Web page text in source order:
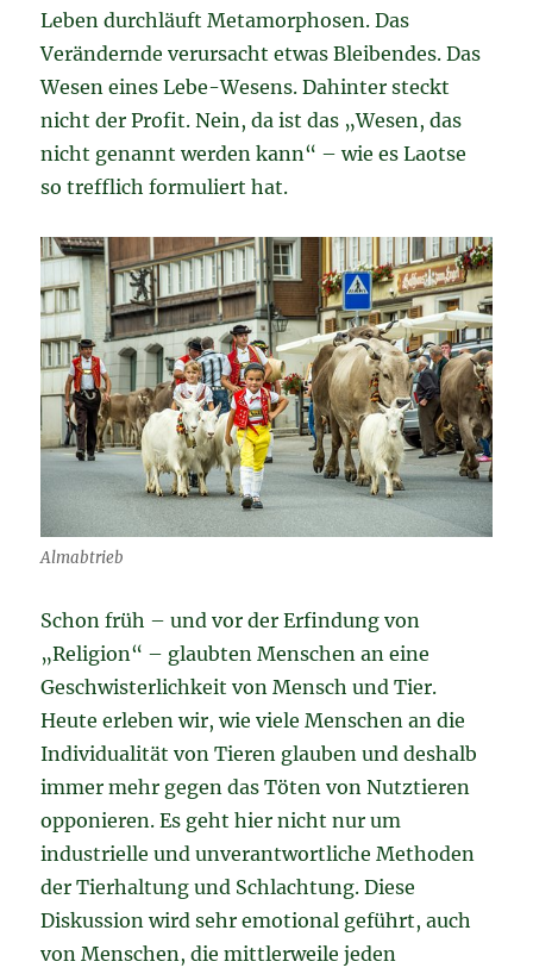
Leben durchläuft Metamorphosen. Das
Verändernde verursacht etwas Bleibendes. Das
Wesen eines Lebe-Wesens. Dahinter steckt
nicht der Profit. Nein, da ist das „Wesen, das
nicht genannt werden kann“ – wie es Laotse
so trefflich formuliert hat.
Almabtrieb
Schon früh – und vor der Erfindung von
„Religion“ – glaubten Menschen an eine
Geschwisterlichkeit von Mensch und Tier.
Heute erleben wir, wie viele Menschen an die
Individualität von Tieren glauben und deshalb
immer mehr gegen das Töten von Nutztieren
opponieren. Es geht hier nicht nur um
industrielle und unverantwortliche Methoden
der Tierhaltung und Schlachtung. Diese
Diskussion wird sehr emotional geführt, auch
von Menschen, die mittlerweile jeden